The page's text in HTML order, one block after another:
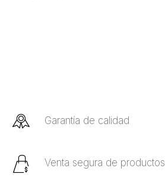
Garantía de calidad
Venta segura de productos